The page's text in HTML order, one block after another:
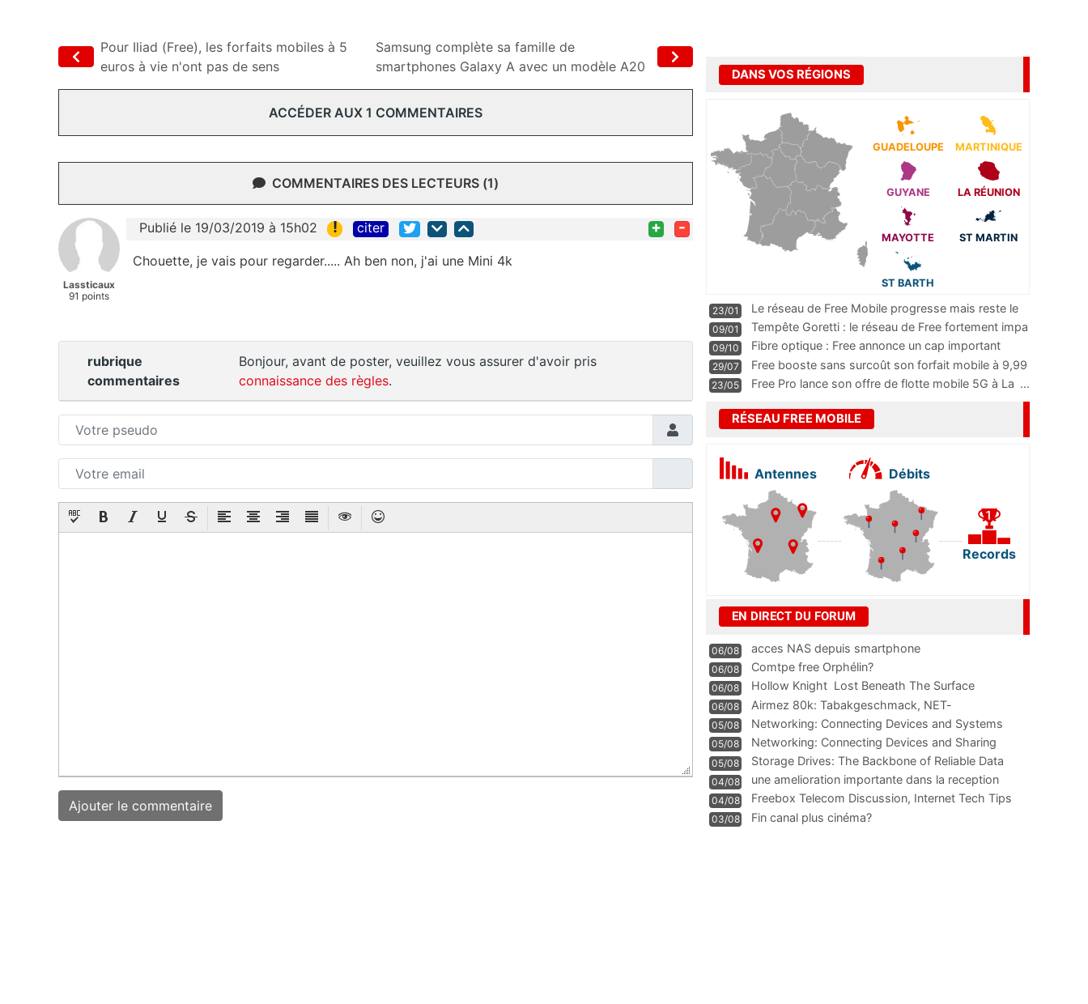
Pour Iliad (Free), les forfaits mobiles à 5
euros à vie n'ont pas de sens
Samsung complète sa famille de
smartphones Galaxy A avec un modèle A20
ACCÉDER AUX 1 COMMENTAIRES
COMMENTAIRES DES LECTEURS (1)
Lassticaux
91 points
Publié le 19/03/2019 à 15h02 ! citer + -
Chouette, je vais pour regarder..... Ah ben non, j'ai une Mini 4k
rubrique
commentaires
Bonjour, avant de poster, veuillez vous assurer d'avoir pris
connaissance des règles.
DANS VOS RÉGIONS
GUADELOUPE MARTINIQUE
GUYANE LA RÉUNION
MAYOTTE ST MARTIN
ST BARTH
23/01
Le réseau de Free Mobile progresse mais reste le
m
...
09/01
Tempête Goretti : le réseau de Free fortement impa
09/10
Fibre optique : Free annonce un cap important
pass
...
29/07
Free booste sans surcoût son forfait mobile à 9,99
23/05 Free Pro lance son offre de flotte mobile 5G à La ...
RÉSEAU FREE MOBILE
Antennes Débits
Records
EN DIRECT DU FORUM
06/08 acces NAS depuis smartphone
06/08 Comtpe free Orphélin?
06/08 Hollow Knight  Lost Beneath The Surface
06/08
Airmez 80k: Tabakgeschmack, NET-
Technologie und Leistung im
05/08 Networking: Connecting Devices and Systems
05/08
Networking: Connecting Devices and Sharing
Information
05/08
Storage Drives: The Backbone of Reliable Data
Management
04/08
une amelioration importante dans la reception
WIFI
04/08
Freebox Telecom Discussion, Internet Tech Tips
Communi
03/08 Fin canal plus cinéma?